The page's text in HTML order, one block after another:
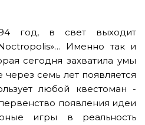
год, в свет выходит
Именно так и
сегодня захватила умы
семь лет появляется
любой квестоман -
появления идеи
игры в реальность